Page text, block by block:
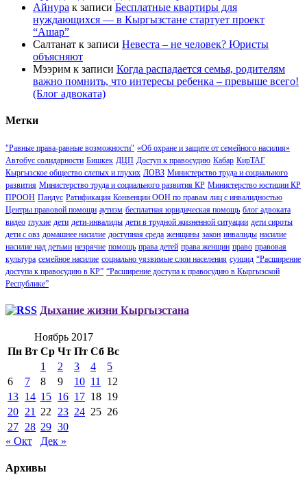
Айнура к записи Бесплатные квартиры для
нуждающихся — в Кыргызстане стартует проект
“Ашар”
Салтанат к записи Невеста – не человек? Юристы
объясняют
Мээрим к записи Когда распадается семья, родителям
важно помнить, что интересы ребенка – превыше всего!
(Блог адвоката)
Метки
"Равные права-равные возможности" «Об охране и защите от семейного насилия»
Автобус солидарности Бишкек ДЦП Доступ к правосудию Кабар КирТАГ
Кыргызское общество слепых и глухих ЛОВЗ Министерство труда и социального
развития Министерство труда и социального развития КР Министерство юстиции КР
ПРООН Пандус Ратификация Конвенции ООН по правам лиц с инвалидностью
Центры правовой помощи аутизм бесплатная юридическая помощь блог адвоката
видео глухие дети дети-инвалиды дети в трудной жизненной ситуации дети сироты
дети с овз домашнее насилие доступная среда женщины закон инвалиды насилие
насилие над детьми незрячие помощь права детей права женщин право правовая
культура семейное насилие социально уязвимые слои населения суицид “Расширение
доступа к правосудию в КР” “Расширение доступа к правосудию в Кыргызской
Республике”
Дыхание жизни Кыргызстана
Ноябрь 2017
Пн Вт Ср Чт Пт Сб Вс
1
2 3 4
5
6
7 8 9 10 11
12
13 14 15 16 17 18 19
20 21 22 23 24 25 26
27 28 29 30
« Окт
Дек »
Архивы